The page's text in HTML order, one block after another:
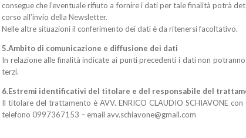
consegue che l’eventuale rifiuto a fornire i dati per tale finalità potrà
corso all’invio della Newsletter.
Nelle altre situazioni il conferimento dei dati è da ritenersi facoltativo.
5.Ambito di comunicazione e diffusione dei dati
In relazione alle finalità indicate ai punti precedenti i dati non
terzi.
6.Estremi identificativi del titolare e del responsabile del
Il titolare del trattamento è AVV. ENRICO CLAUDIO SCHIAVONE
telefono 0997367153 – email avv.schiavone@gmail.com